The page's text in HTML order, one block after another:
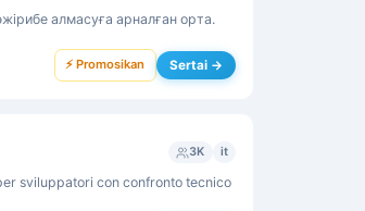
алмасуға арналған орта.
⚡ Promosikan Sertai →
3K it
sviluppatori con confronto tecnico